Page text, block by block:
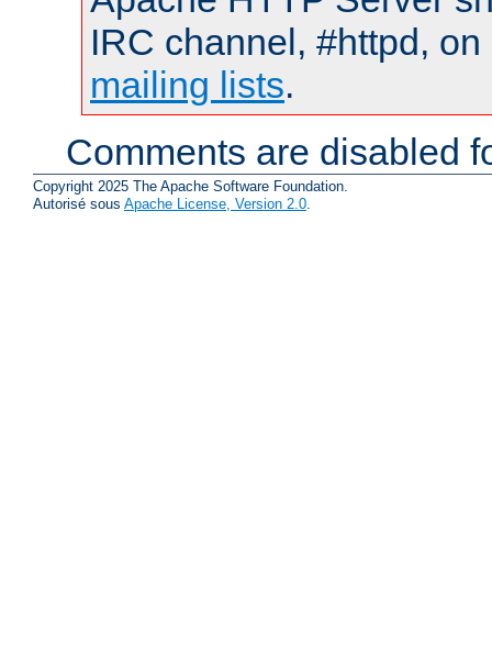
IRC channel, #httpd,
mailing lists.
Comments are disabled
Copyright 2025 The Apache Software Foundation.
Autorisé sous Apache License, Version 2.0